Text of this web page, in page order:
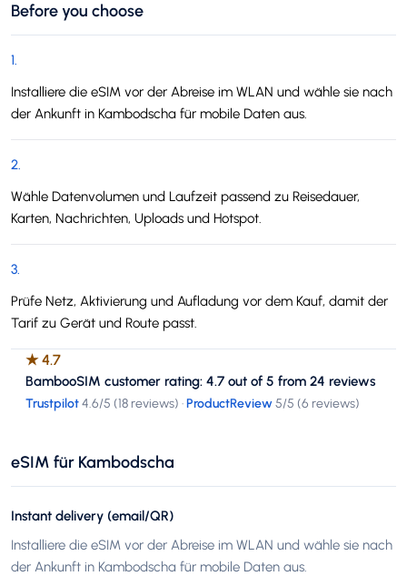
Before you choose
1.
Installiere die eSIM vor der Abreise im WLAN und wähle sie nach
der Ankunft in Kambodscha für mobile Daten aus.
2.
Wähle Datenvolumen und Laufzeit passend zu Reisedauer,
Karten, Nachrichten, Uploads und Hotspot.
3.
Prüfe Netz, Aktivierung und Aufladung vor dem Kauf, damit der
Tarif zu Gerät und Route passt.
★4.7
BambooSIM customer rating: 4.7 out of 5 from 24 reviews
Trustpilot4.6/5 (18 reviews) ·ProductReview5/5 (6 reviews)
eSIM für Kambodscha
Instant delivery (email/QR)
Installiere die eSIM vor der Abreise im WLAN und wähle sie nach
der Ankunft in Kambodscha für mobile Daten aus.